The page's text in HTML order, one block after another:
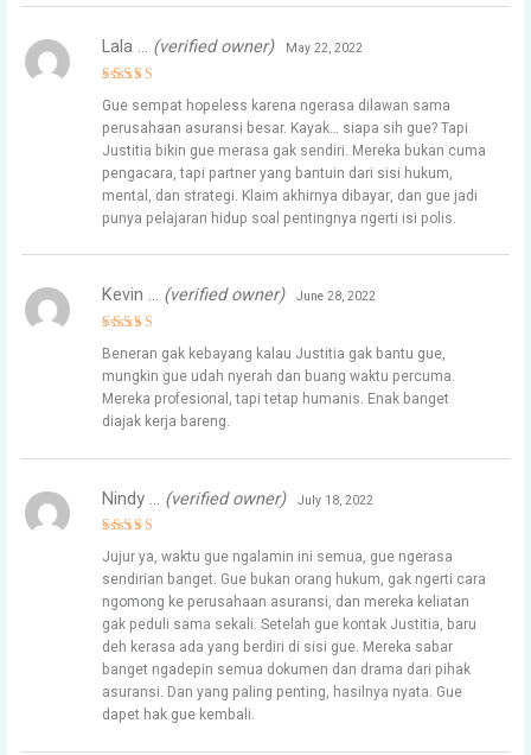
out of 5
Lala … (verified owner) May 22, 2022
Gue sempat hopeless karena ngerasa dilawan sama
perusahaan asuransi besar. Kayak… siapa sih gue? Tapi
Justitia bikin gue merasa gak sendiri. Mereka bukan cuma
pengacara, tapi partner yang bantuin dari sisi hukum,
mental, dan strategi. Klaim akhirnya dibayar, dan gue jadi
punya pelajaran hidup soal pentingnya ngerti isi polis.
out of 5
Kevin … (verified owner) June 28, 2022
Beneran gak kebayang kalau Justitia gak bantu gue,
mungkin gue udah nyerah dan buang waktu percuma.
Mereka profesional, tapi tetap humanis. Enak banget
diajak kerja bareng.
out of 5
Nindy … (verified owner) July 18, 2022
Jujur ya, waktu gue ngalamin ini semua, gue ngerasa
sendirian banget. Gue bukan orang hukum, gak ngerti cara
ngomong ke perusahaan asuransi, dan mereka keliatan
gak peduli sama sekali. Setelah gue kontak Justitia, baru
deh kerasa ada yang berdiri di sisi gue. Mereka sabar
banget ngadepin semua dokumen dan drama dari pihak
asuransi. Dan yang paling penting, hasilnya nyata. Gue
dapet hak gue kembali.